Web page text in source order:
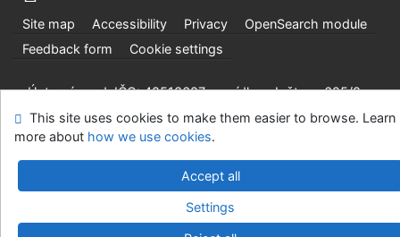
Site map Accessibility Privacy
OpenSearch module
Feedback form
Cookie settings
Ústavní soud, IČO: 48513687, se sídlem Joštova 625/8,
660 83 Brno
©1993-2026IPAC v.4.8.63a-
This site uses cookies to make them easier to browse. Learn
more about how we use cookies.
Accept all
Settings